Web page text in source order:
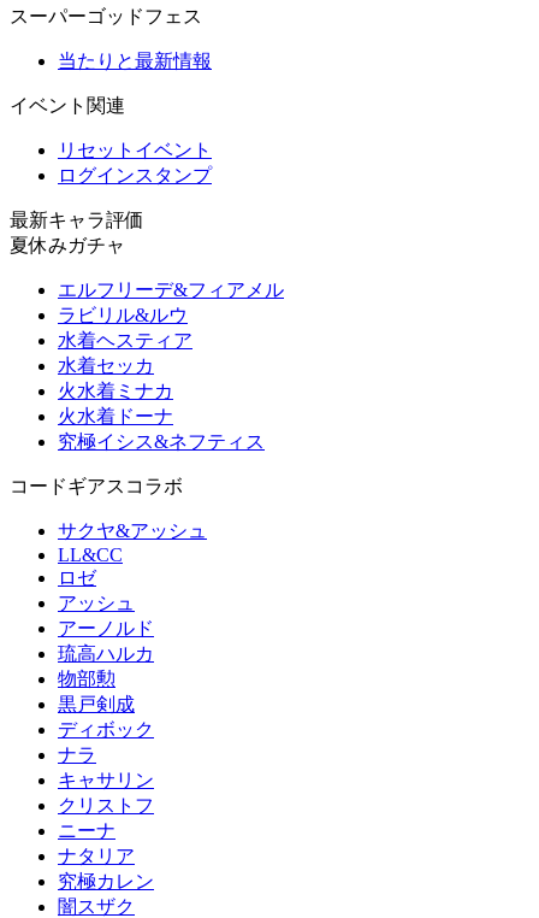
スーパーゴッドフェス
当たりと最新情報
イベント関連
リセットイベント
ログインスタンプ
最新キャラ評価
夏休みガチャ
エルフリーデ&フィアメル
ラビリル&ルウ
水着ヘスティア
水着セッカ
火水着ミナカ
火水着ドーナ
究極イシス&ネフティス
コードギアスコラボ
サクヤ&アッシュ
LL&CC
ロゼ
アッシュ
アーノルド
琉高ハルカ
物部勲
黒戸剣成
ディボック
ナラ
キャサリン
クリストフ
ニーナ
ナタリア
究極カレン
闇スザク